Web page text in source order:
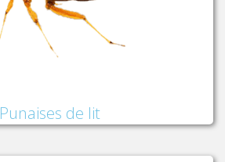
Punaises de lit